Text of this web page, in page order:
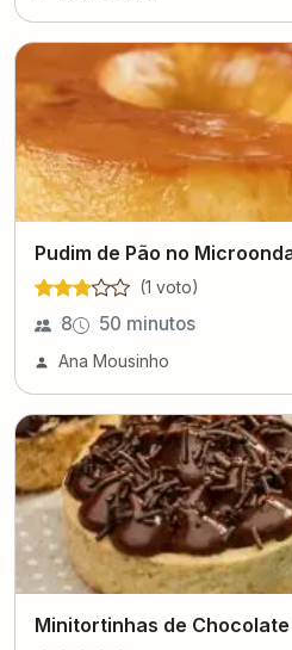
Pudim de Pão no
(1 voto)
8 50 minutos
Ana Mousinho
Minitortinhas de Chocolate